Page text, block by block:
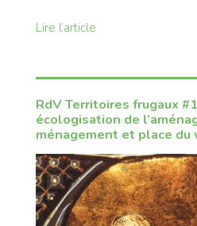
Lire l’article
RdV Territoires frugaux
écologisation de
ménagement et place du